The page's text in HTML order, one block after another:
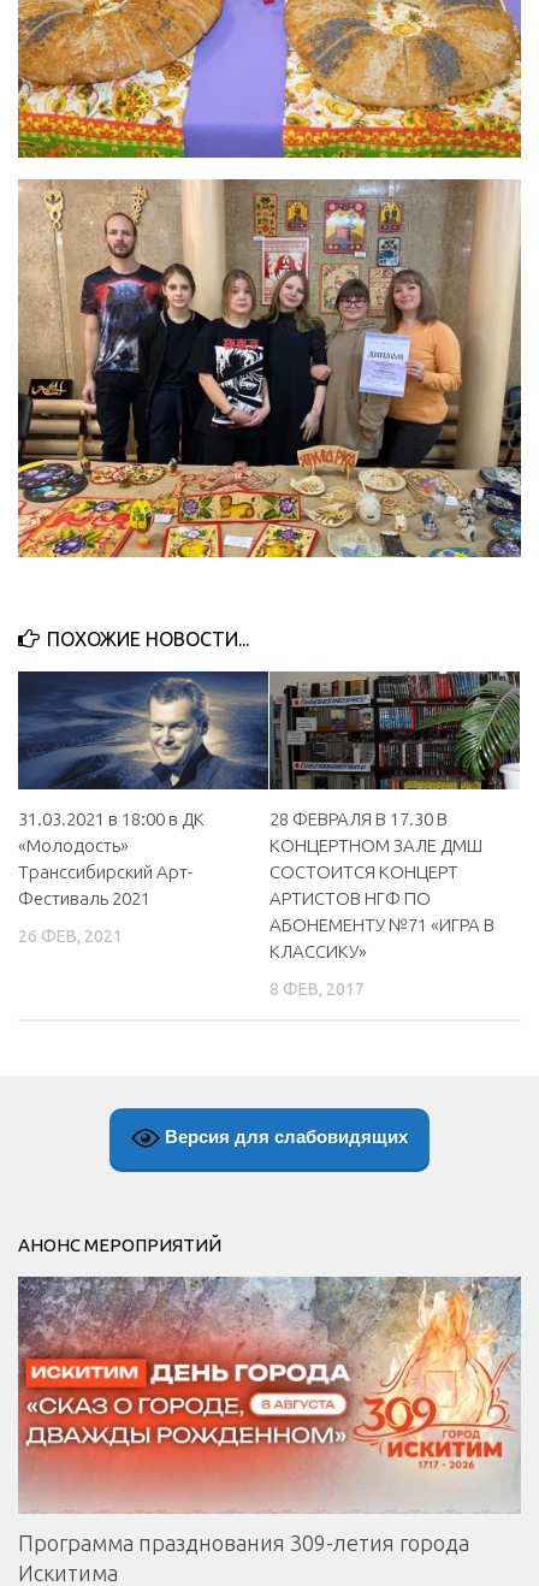
ПОХОЖИЕ НОВОСТИ...
31.03.2021 в 18:00 в ДК
«Молодость»
Транссибирский Арт-
Фестиваль 2021
26 ФЕВ, 2021
28 ФЕВРАЛЯ В 17.30 В
КОНЦЕРТНОМ ЗАЛЕ ДМШ
СОСТОИТСЯ КОНЦЕРТ
АРТИСТОВ НГФ ПО
АБОНЕМЕНТУ №71 «ИГРА В
КЛАССИКУ»
8 ФЕВ, 2017
Версия для слабовидящих
АНОНС МЕРОПРИЯТИЙ
Программа празднования 309-летия города
Искитима